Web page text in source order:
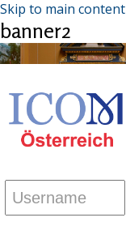
Skip to main content
banner2